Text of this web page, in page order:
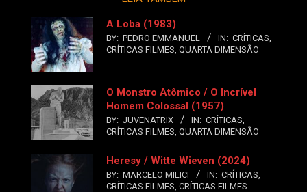
A Loba (1983)
BY: PEDRO EMMANUEL IN: CRÍTICAS,
CRÍTICAS FILMES, QUARTA DIMENSÃO
O Monstro Atômico / O Incrível
Homem Colossal (1957)
BY: JUVENATRIX IN: CRÍTICAS,
CRÍTICAS FILMES, QUARTA DIMENSÃO
Heresy / Witte Wieven (2024)
BY: MARCELO MILICI IN: CRÍTICAS,
CRÍTICAS FILMES, CRÍTICAS FILMES